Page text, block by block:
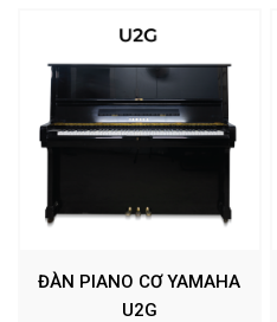
ĐÀN PIANO CƠ YAMAHA
U2G